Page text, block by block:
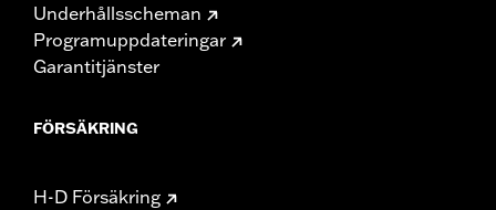
Underhållsscheman
Programuppdateringar
Garantitjänster
FÖRSÄKRING
H-D Försäkring